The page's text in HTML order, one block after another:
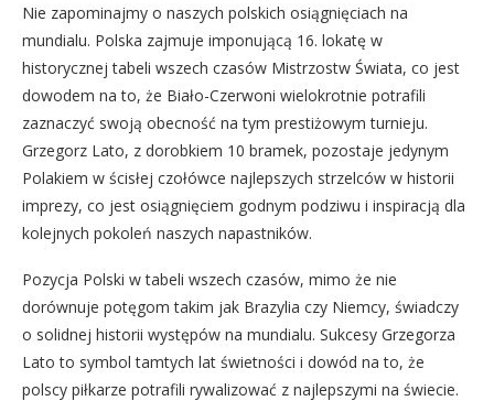
Nie zapominajmy o naszych polskich osiągnięciach na
mundialu. Polska zajmuje imponującą 16. lokatę w
historycznej tabeli wszech czasów Mistrzostw Świata, co jest
dowodem na to, że Biało-Czerwoni wielokrotnie potrafili
zaznaczyć swoją obecność na tym prestiżowym turnieju.
Grzegorz Lato, z dorobkiem 10 bramek, pozostaje jedynym
Polakiem w ścisłej czołówce najlepszych strzelców w historii
imprezy, co jest osiągnięciem godnym podziwu i inspiracją dla
kolejnych pokoleń naszych napastników.
Pozycja Polski w tabeli wszech czasów, mimo że nie
dorównuje potęgom takim jak Brazylia czy Niemcy, świadczy
o solidnej historii występów na mundialu. Sukcesy Grzegorza
Lato to symbol tamtych lat świetności i dowód na to, że
polscy piłkarze potrafili rywalizować z najlepszymi na świecie.